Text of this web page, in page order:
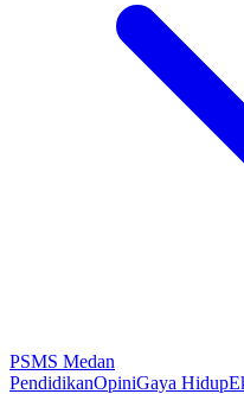
PSMS Medan
PendidikanOpiniGaya Hidup